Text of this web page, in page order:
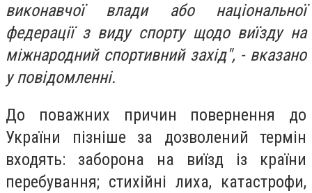
виконавчої влади або національної
федерації з виду спорту щодо виїзду на
міжнародний спортивний захід", - вказано
у повідомленні.
До поважних причин повернення до
України пізніше за дозволений термін
входять: заборона на виїзд із країни
перебування; стихійні лиха, катастрофи,